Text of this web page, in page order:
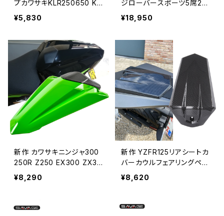
プカワサキKLR250650 KL
R650 2001-2018 KL250
スーパーシェルパ99-10モ
ー
¥5,830
ジローバースポーツ5席201
42015 2016 2017 2018 2
0192020自動車外装アクセ
¥18,950
新作 カワサキニンジャ300
250R Z250 EX300 ZX30
0R Z300 EX300R 2013-
2017 2018 モーターサイク
¥8,290
新作 YZFR125リアシートカ
バーカウルフェアリングペン
ガーピリオンテールバックカ
バーヤマハYZFR125 R 125
¥8,620